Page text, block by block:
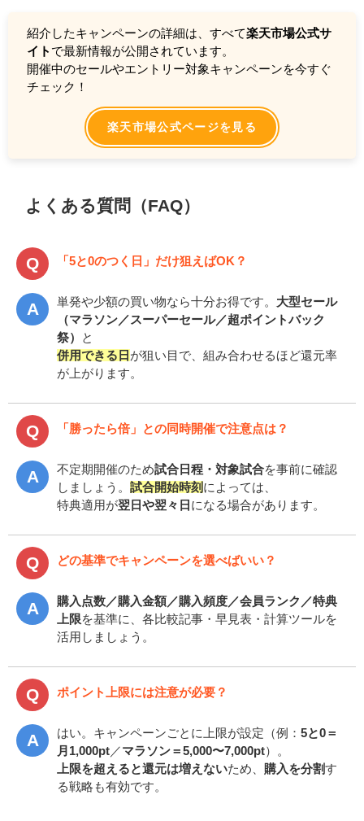
紹介したキャンペーンの詳細は、すべて楽天市場公式サ
イト で最新情報が公開されています。
開催中のセールやエントリー対象キャンペーンを今すぐ
チェック！
楽天市場公式ページを見る
よくある質問（FAQ）
「5と0のつく日」だけ狙えばOK？
単発や少額の買い物なら十分お得です。 大型セール
（マラソン／スーパーセール／超ポイントバック
祭）
と
併用できる日 が狙い目で、組み合わせるほど還元率
が上がります。
「勝ったら倍」との同時開催で注意点は？
不定期開催のため試合日程・対象試合を事前に確認
しましょう。 試合開始時刻 によっては、
特典適用が翌日や翌々日 になる場合があります。
どの基準でキャンペーンを選べばいい？
購入点数／購入金額／購入頻度／会員ランク／特典
上限 を基準に、各比較記事・早見表・計算ツールを
活用しましょう。
ポイント上限には注意が必要？
はい。キャンペーンごとに上限が設定（例： 5と0＝
月1,000pt ／ マラソン＝5,000〜7,000pt）。
上限を超えると還元は増えないため、 購入を分割す
る戦略も有効です。